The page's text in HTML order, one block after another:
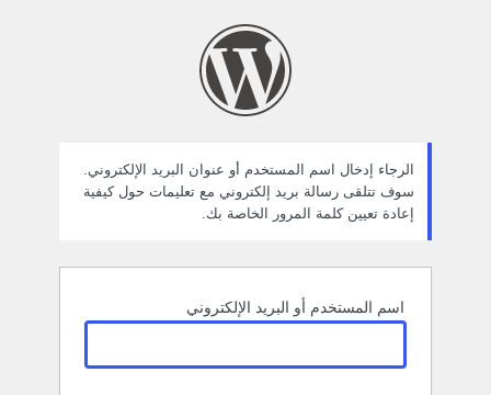
الرجاء إدخال اسم المستخدم أو عنوان البريد الإلكتروني.
سوف تتلقى رسالة بريد إلكتروني مع تعليمات حول كيفية
إعادة تعيين كلمة المرور الخاصة بك.
اسم المستخدم أو البريد الإلكتروني